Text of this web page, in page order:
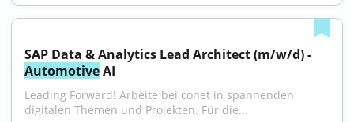
Automotive AI
Leading Forward! Arbeite bei conet in spannenden
digitalen Themen und Projekten. Für die...